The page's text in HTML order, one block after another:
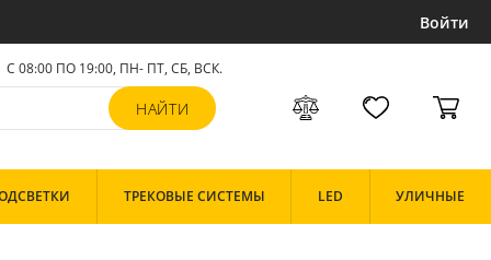
Войти
С 08:00 ПО 19:00, ПН- ПТ,СБ, ВСК.
ТРЕКОВЫЕ СИСТЕМЫ LED УЛИЧНЫЕ